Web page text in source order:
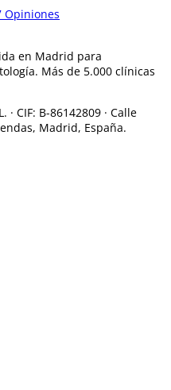
Opiniones
en Madrid para
Más de 5.000 clínicas
· CIF: B-86142809 · Calle
Madrid, España.